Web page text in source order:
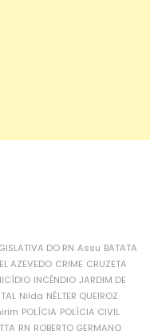
DO RN Assu BATATA
AZEVEDO CRIME CRUZETA
INCÊNDIO JARDIM DE
Nilda NÉLTER QUEIROZ
POLÍCIA POLÍCIA CIVIL
RN ROBERTO GERMANO